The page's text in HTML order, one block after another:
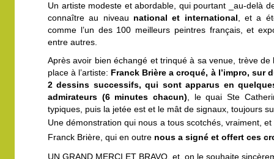
Un artiste modeste et abordable, qui pourtant _au-delà
connaître au niveau national et international , et a
comme l’un des 100 meilleurs peintres français, et
entre autres.
Après avoir bien échangé et trinqué à sa venue, trève
place à l’artiste: Franck Brière a croqué, à l’impro, sur
2 dessins successifs, qui sont apparus en
admirateurs (6 minutes chacun) , le quai Ste
typiques, puis la jetée est et le mât de signaux, toujours
Une démonstration qui nous a tous scotchés, vraiment,
Franck Brière, qui en outre nous a signé et offert ces
UN GRAND MERCI ET BRAVO, et, on le souhaite